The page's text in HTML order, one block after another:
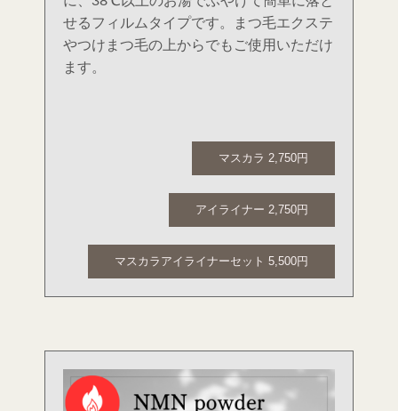
せるフィルムタイプです。まつ毛エクステ
やつけまつ毛の上からでもご使用いただけ
ます。
マスカラ 2,750円
アイライナー 2,750円
マスカラアイライナーセット 5,500円